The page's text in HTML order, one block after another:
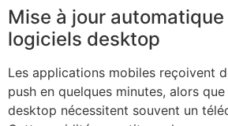
Mise à jour
logiciels desktop
Les applications mobiles reçoivent
push en quelques minutes, alors
desktop nécessitent souvent un